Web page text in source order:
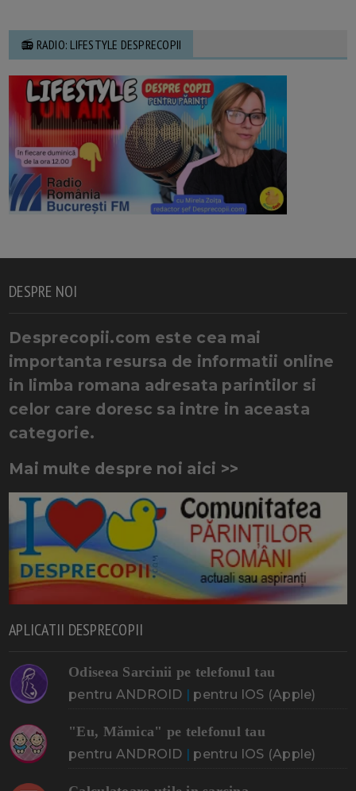
📻 RADIO: LIFESTYLE DESPRECOPII
DESPRE NOI
Desprecopii.com este cea mai
importanta resursa de informatii online
in limba romana adresata parintilor si
celor care doresc sa intre in aceasta
categorie.
Mai multe despre noi aici >>
APLICATII DESPRECOPII
Odiseea Sarcinii pe telefonul tau
pentru ANDROID | pentru IOS (Apple)
"Eu, Mămica" pe telefonul tau
pentru ANDROID | pentru IOS (Apple)